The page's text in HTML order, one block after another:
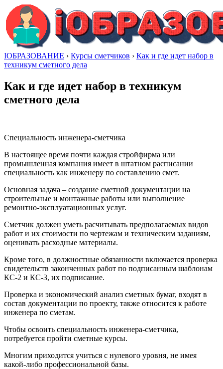
IОБРАЗОВАНИЕ › Курсы сметчиков › Как и где идет набор в
техникум сметного дела
Как и где идет набор в техникум
сметного дела
Специальность инженера-сметчика
В настоящее время почти каждая стройфирма или
промышленная компания имеет в штатном расписании
специальность как инженеру по составлению смет.
Основная задача – создание сметной документации на
строительные и монтажные работы или выполнение
ремонтно-эксплуатационных услуг.
Сметчик должен уметь расчитывать предполагаемых видов
работ и их стоимости по чертежам и техническим заданиям,
оценивать расходные материалы.
Кроме того, в должностные обязанности включается проверка
свидетельств законченных работ по подписанным шаблонам
КС-2 и КС-3, их подписание.
Проверка и экономический анализ сметных бумаг, входят в
состав документации по проекту, также относится к работе
инженера по сметам.
Чтобы освоить специальность инженера-сметчика,
потребуется пройти сметные курсы.
Многим приходится учиться с нулевого уровня, не имея
какой-либо профессиональной базы.